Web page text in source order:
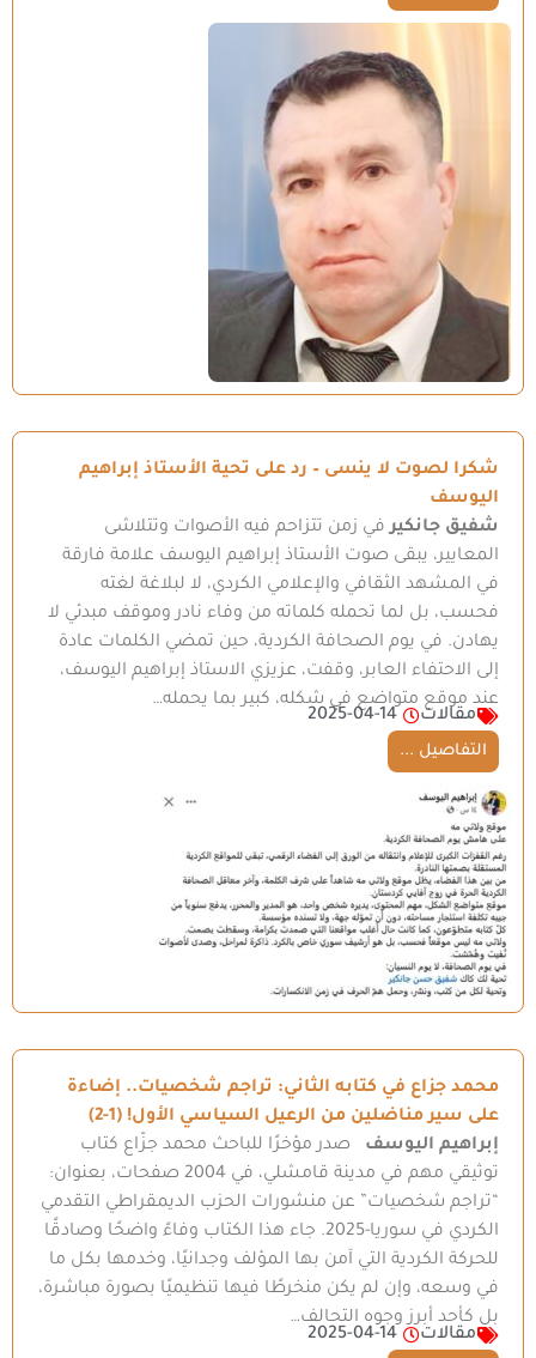
شكرا لصوت لا ينسى – رد على تحية الأستاذ إبراهيم
اليوسف
شفيق جانكيرفي زمن تتزاحم فيه الأصوات وتتلاشى
المعايير، يبقى صوت الأستاذ إبراهيم اليوسف علامة فارقة
في المشهد الثقافي والإعلامي الكردي، لا لبلاغة لغته
فحسب، بل لما تحمله كلماته من وفاء نادر وموقف مبدئي لا
يهادن. في يوم الصحافة الكردية، حين تمضي الكلمات عادة
إلى الاحتفاء العابر، وقفت، عزيزي الاستاذ إبراهيم اليوسف،
عند موقع متواضع في شكله، كبير بما يحمله…
مقالات
2025-04-14
التفاصيل ...
محمد جزاع في كتابه الثاني: تراجم شخصيات.. إضاءة
على سير مناضلين من الرعيل السياسي الأول! (1-2)
إبراهيم اليوسف
صدر مؤخرًا للباحث محمد جزّاع كتاب
توثيقي مهم في مدينة قامشلي، في 2004 صفحات، بعنوان:
“تراجم شخصيات” عن منشورات الحزب الديمقراطي التقدمي
الكردي في سوريا-2025. جاء هذا الكتاب وفاءً واضحًا وصادقًا
للحركة الكردية التي آمن بها المؤلف وجدانيًا، وخدمها بكل ما
في وسعه، وإن لم يكن منخرطًا فيها تنظيميًا بصورة مباشرة،
بل كأحد أبرز وجوه التحالف…
مقالات
2025-04-14